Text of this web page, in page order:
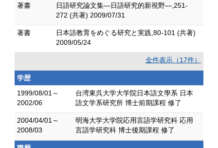
著書
日語研究論文集―日語研究的新視野―,251-
272 (共著) 2009/07/31
著書
日本語教育をめぐる研究と実践,80-101 (共著)
2009/05/24
全件表示（17件）
学歴
1999/08/01～
2002/06
台湾東呉大学大学院日本語文學系 日本
語文学系研究所 博士前期課程 修了
2004/04/01～
2008/03
明海大学大学院応用言語学研究科 応用
言語学研究科 博士後期課程 修了